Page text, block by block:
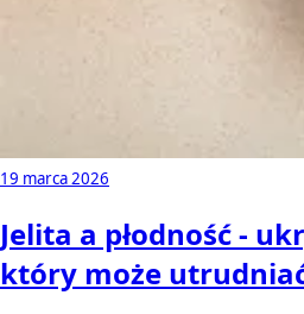
19 marca 2026
Jelita a płodność -
który może